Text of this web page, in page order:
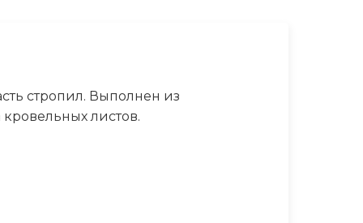
стропил. Выполнен из
листов.